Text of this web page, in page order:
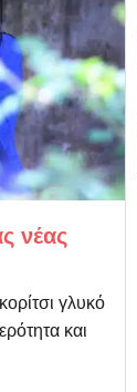
νέας
γλυκό
και